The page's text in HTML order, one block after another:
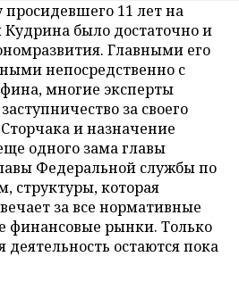
11 лет на
Кудрина было достаточно и
Главными его
непосредственно с
многие эксперты
за своего
и назначение
одного зама главы
Федеральной службы по
структуры, которая
за все нормативные
финансовые рынки. Только
деятельность остаются пока